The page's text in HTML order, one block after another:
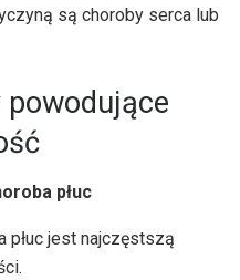
są choroby serca lub
powodujące
płuc
płuc jest najczęstszą